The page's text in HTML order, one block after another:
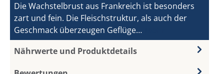
Die Wachstelbrust aus Frankreich ist besonders
zart und fein. Die Fleischstruktur, als auch der
Geschmack überzeugen Geflüge…
Nährwerte und Produktdetails